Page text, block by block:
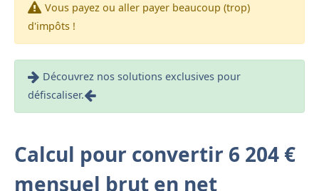
Vous payez ou aller payer beaucoup (trop)
d'impôts !
Découvrez nos solutions exclusives pour
défiscaliser.
Calcul pour convertir 6 204 €
mensuel brut en net